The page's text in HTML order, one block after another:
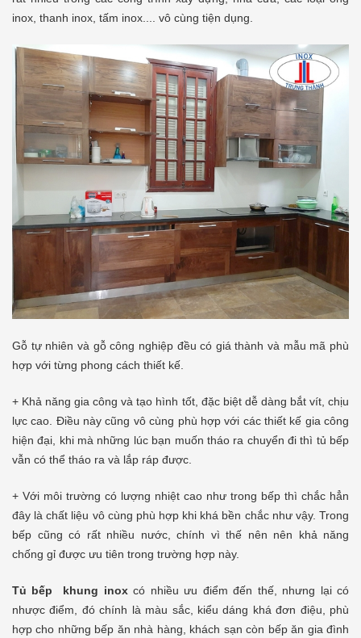
inox, thanh inox, tấm inox.... vô cùng tiện dụng.
Gỗ tự nhiên và gỗ công nghiệp đều có giá thành và mẫu mã phù
hợp với từng phong cách thiết kế.
+ Khả năng gia công và tạo hình tốt, đặc biệt dễ dàng bắt vít, chịu
lực cao. Điều này cũng vô cùng phù hợp với các thiết kế gia công
hiện đại, khi mà những lúc bạn muốn tháo ra chuyển đi thì tủ bếp
vẫn có thể tháo ra và lắp ráp được.
+ Với môi trường có lượng nhiệt cao như trong bếp thì chắc hẳn
đây là chất liệu vô cùng phù hợp khi khá bền chắc như vậy. Trong
bếp cũng có rất nhiều nước, chính vì thế nên nên khả năng
chống gỉ được ưu tiên trong trường hợp này.
Tủ bếp khung inoxcó nhiều ưu điểm đến thế, nhưng lại có
nhược điểm, đó chính là màu sắc, kiểu dáng khá đơn điệu, phù
hợp cho những bếp ăn nhà hàng, khách sạn còn bếp ăn gia đình